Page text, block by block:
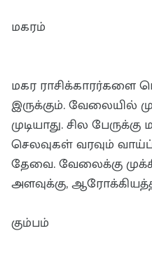
மகரம்
மகர ராசிக்காரர்களை
இருக்கும். வேலையில்
முடியாது. சில
செலவுகள் வரவும்
தேவை. வேலைக்கு
அளவுக்கு,
கும்பம்